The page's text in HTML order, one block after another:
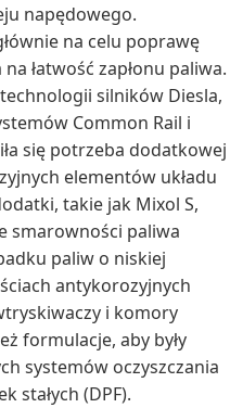
napędowego.
na celu poprawę
łatwość zapłonu paliwa.
silników Diesla,
Common Rail i
się potrzeba dodatkowej
elementów układu
takie jak Mixol S,
smarowności paliwa
paliw o niskiej
antykorozyjnych
i komory
formulacje, aby były
systemów oczyszczania
stałych (DPF).